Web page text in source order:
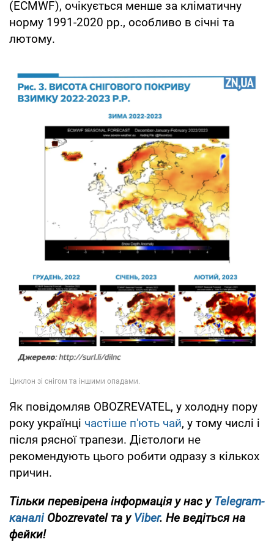
(ECMWF), очікується менше за кліматичну
норму 1991-2020 рр., особливо в січні та
лютому.
Як повідомляв OBOZREVATEL, у холодну пору
року українці частіше п'ють чай, у тому числі і
після рясної трапези. Дієтологи не
рекомендують цього робити одразу з кількох
причин.
Тільки перевірена інформація у нас уTelegram-
каналіObozrevatel та уViber. Не ведіться на
фейки!